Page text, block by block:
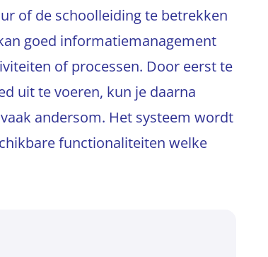
of de schoolleiding te betrekken
goed informatiemanagement
of processen. Door eerst te
uit te voeren, kun je daarna
andersom. Het systeem wordt
functionaliteiten welke